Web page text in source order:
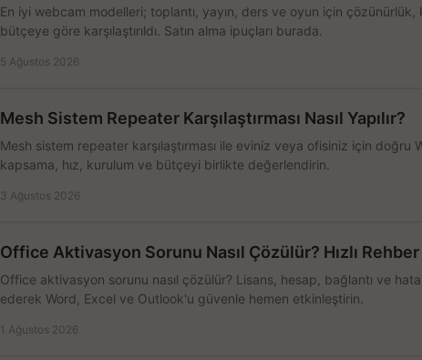
En iyi webcam modelleri; toplantı, yayın, ders ve oyun için çözünürlük,
bütçeye göre karşılaştırıldı. Satın alma ipuçları burada.
5 Ağustos 2026
Mesh Sistem Repeater Karşılaştırması Nasıl Yapılır?
Mesh sistem repeater karşılaştırması ile eviniz veya ofisiniz için doğru
kapsama, hız, kurulum ve bütçeyi birlikte değerlendirin.
3 Ağustos 2026
Office Aktivasyon Sorunu Nasıl Çözülür? Hızlı Rehber
Office aktivasyon sorunu nasıl çözülür? Lisans, hesap, bağlantı ve hata
ederek Word, Excel ve Outlook'u güvenle hemen etkinleştirin.
1 Ağustos 2026